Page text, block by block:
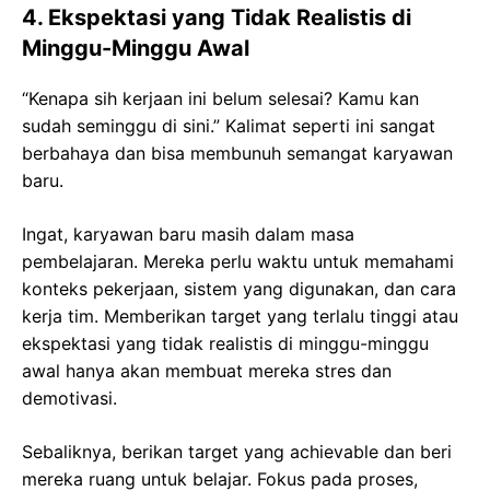
4. Ekspektasi yang Tidak Realistis di
Minggu-Minggu Awal
“Kenapa sih kerjaan ini belum selesai? Kamu kan
sudah seminggu di sini.” Kalimat seperti ini sangat
berbahaya dan bisa membunuh semangat karyawan
baru.
Ingat, karyawan baru masih dalam masa
pembelajaran. Mereka perlu waktu untuk memahami
konteks pekerjaan, sistem yang digunakan, dan cara
kerja tim. Memberikan target yang terlalu tinggi atau
ekspektasi yang tidak realistis di minggu-minggu
awal hanya akan membuat mereka stres dan
demotivasi.
Sebaliknya, berikan target yang achievable dan beri
mereka ruang untuk belajar. Fokus pada proses,